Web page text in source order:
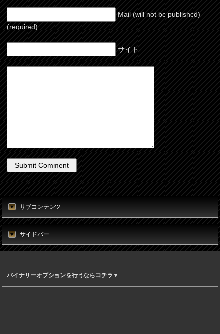
Mail (will not be published)
(required)
サイト
サブコンテンツ
サイドバー
バイナリーオプションを行うならコチラ▼